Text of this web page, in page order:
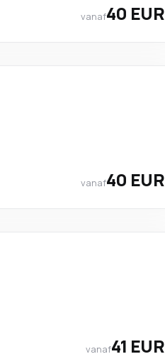
vanaf40 EUR
vanaf40 EUR
vanaf41 EUR